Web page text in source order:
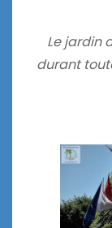
Le jardin
durant